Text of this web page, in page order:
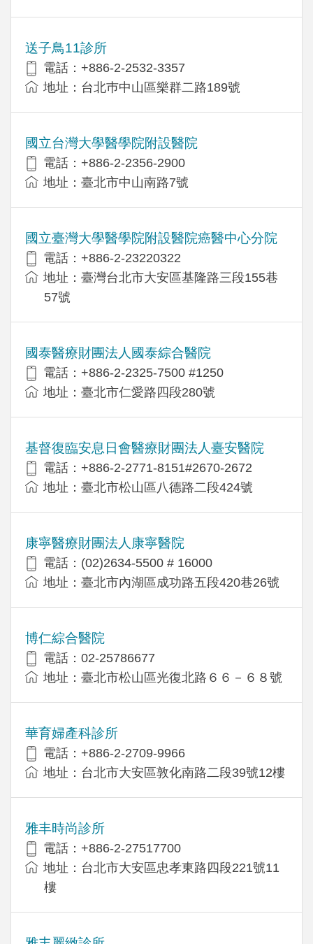
送子鳥11診所
電話：+886-2-2532-3357
地址：台北巿中山區樂群二路189號
國立台灣大學醫學院附設醫院
電話：+886-2-2356-2900
地址：臺北市中山南路7號
國立臺灣大學醫學院附設醫院癌醫中心分院
電話：+886-2-23220322
地址：臺灣台北市大安區基隆路三段155巷
57號
國泰醫療財團法人國泰綜合醫院
電話：+886-2-2325-7500 #1250
地址：臺北市仁愛路四段280號
基督復臨安息日會醫療財團法人臺安醫院
電話：+886-2-2771-8151#2670-2672
地址：臺北市松山區八德路二段424號
康寧醫療財團法人康寧醫院
電話：(02)2634-5500 # 16000
地址：臺北市內湖區成功路五段420巷26號
博仁綜合醫院
電話：02-25786677
地址：臺北市松山區光復北路６６－６８號
華育婦產科診所
電話：+886-2-2709-9966
地址：台北市大安區敦化南路二段39號12樓
雅丰時尚診所
電話：+886-2-27517700
地址：台北市大安區忠孝東路四段221號11
樓